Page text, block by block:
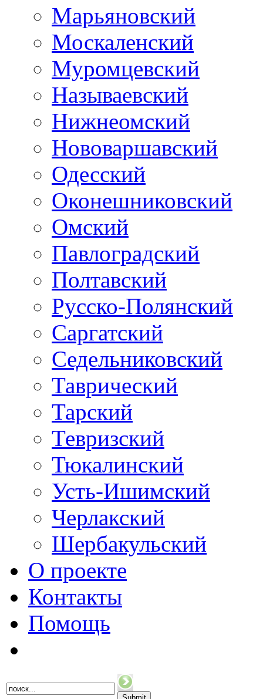
Марьяновский
Москаленский
Муромцевский
Называевский
Нижнеомский
Нововаршавский
Одесский
Оконешниковский
Омский
Павлоградский
Полтавский
Русско-Полянский
Саргатский
Седельниковский
Таврический
Тарский
Тевризский
Тюкалинский
Усть-Ишимский
Черлакский
Шербакульский
О проекте
Контакты
Помощь